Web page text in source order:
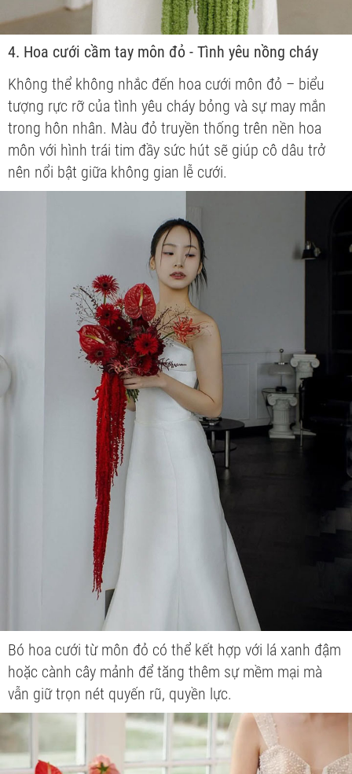
4. Hoa cưới cầm tay môn đỏ - Tình yêu nồng cháy
Không thể không nhắc đến hoa cưới môn đỏ – biểu
tượng rực rỡ của tình yêu cháy bỏng và sự may mắn
trong hôn nhân. Màu đỏ truyền thống trên nền hoa
môn với hình trái tim đầy sức hút sẽ giúp cô dâu trở
nên nổi bật giữa không gian lễ cưới.
Bó hoa cưới từ môn đỏ có thể kết hợp với lá xanh đậm
hoặc cành cây mảnh để tăng thêm sự mềm mại mà
vẫn giữ trọn nét quyến rũ, quyền lực.